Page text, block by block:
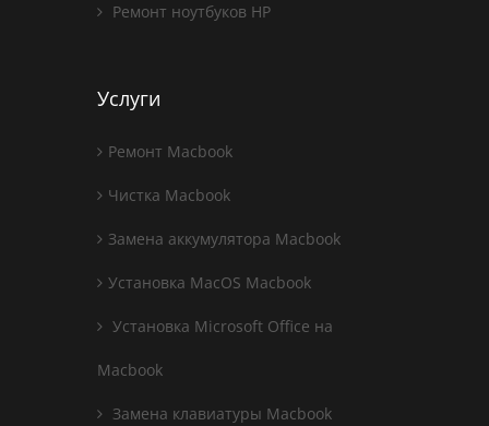
Ремонт ноутбуков HP
Услуги
Ремонт Macbook
Чистка Macbook
Замена аккумулятора Macbook
Установка MacOS Macbook
Установка Microsoft Office на
Macbook
Замена клавиатуры Macbook